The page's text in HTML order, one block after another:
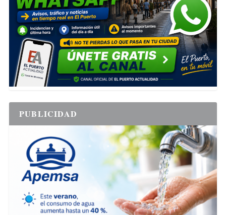
PUBLICIDAD